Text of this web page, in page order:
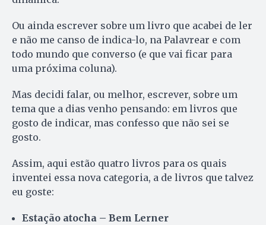
Ou ainda escrever sobre um livro que acabei de ler
e não me canso de indica-lo, na Palavrear e com
todo mundo que converso (e que vai ficar para
uma próxima coluna).
Mas decidi falar, ou melhor, escrever, sobre um
tema que a dias venho pensando: em livros que
gosto de indicar, mas confesso que não sei se
gosto.
Assim, aqui estão quatro livros para os quais
inventei essa nova categoria, a de livros que talvez
eu goste:
Estação atocha – Bem Lerner